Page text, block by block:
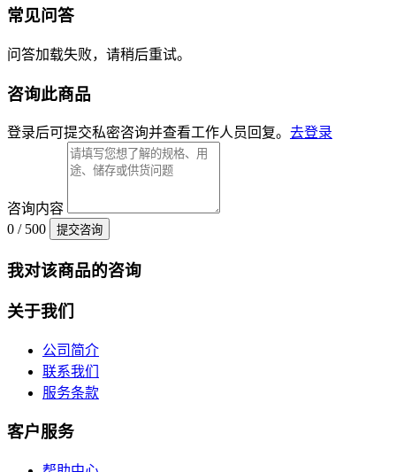
常见问答
问答加载失败，请稍后重试。
咨询此商品
登录后可提交私密咨询并查看工作人员回复。 去登录
咨询内容
0 / 500
提交咨询
我对该商品的咨询
关于我们
公司简介
联系我们
服务条款
客户服务